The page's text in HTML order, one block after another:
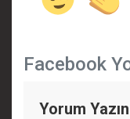
Facebook
Yorum Yazın